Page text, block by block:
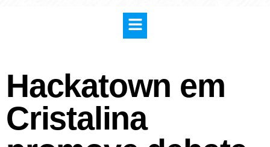
Hackatown em
Cristalina